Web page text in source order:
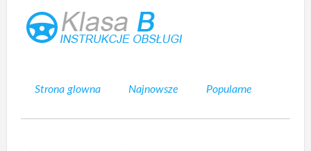
Strona glowna Najnowsze Popularne